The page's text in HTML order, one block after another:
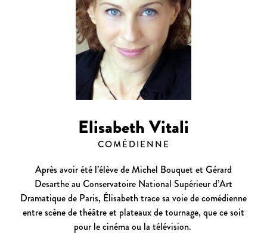
Elisabeth Vitali
COMÉDIENNE
Après avoir été l’élève de Michel Bouquet et Gérard
Desarthe au Conservatoire National Supérieur d’Art
Dramatique de Paris, Élisabeth trace sa voie de comédienne
entre scène de théâtre et plateaux de tournage, que ce soit
pour le cinéma ou la télévision.